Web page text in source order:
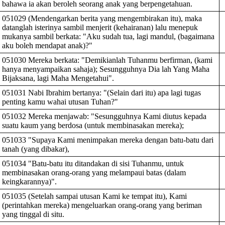
bahawa ia akan beroleh seorang anak yang berpengetahuan.
051029 (Mendengarkan berita yang mengembirakan itu), maka
datanglah isterinya sambil menjerit (kehairanan) lalu menepuk
mukanya sambil berkata: "Aku sudah tua, lagi mandul, (bagaimana
aku boleh mendapat anak)?"
051030 Mereka berkata: "Demikianlah Tuhanmu berfirman, (kami
hanya menyampaikan sahaja); Sesungguhnya Dia lah Yang Maha
Bijaksana, lagi Maha Mengetahui".
051031 Nabi Ibrahim bertanya: "(Selain dari itu) apa lagi tugas
penting kamu wahai utusan Tuhan?"
051032 Mereka menjawab: "Sesungguhnya Kami diutus kepada
suatu kaum yang berdosa (untuk membinasakan mereka);
051033 "Supaya Kami menimpakan mereka dengan batu-batu dari
tanah (yang dibakar),
051034 "Batu-batu itu ditandakan di sisi Tuhanmu, untuk
membinasakan orang-orang yang melampaui batas (dalam
keingkarannya)".
051035 (Setelah sampai utusan Kami ke tempat itu), Kami
(perintahkan mereka) mengeluarkan orang-orang yang beriman
yang tinggal di situ.